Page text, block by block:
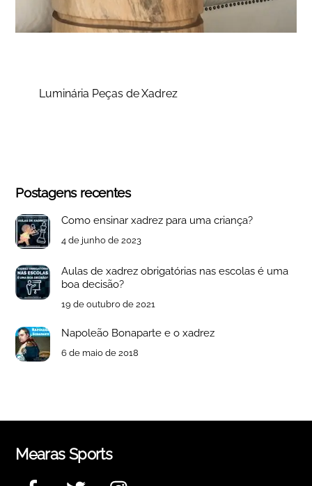
Luminária Peças de Xadrez
Postagens recentes
Como ensinar xadrez para uma criança?
4 de junho de 2023
Aulas de xadrez obrigatórias nas escolas é uma
boa decisão?
19 de outubro de 2021
Napoleão Bonaparte e o xadrez
6 de maio de 2018
Mearas Sports
Facebook Twitter